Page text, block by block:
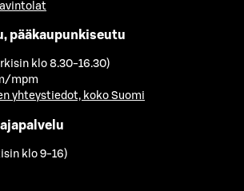
pääkaupunkiseutu
klo 8.30-16.30)
mpm
yhteystiedot, koko Suomi
klo 9-16)